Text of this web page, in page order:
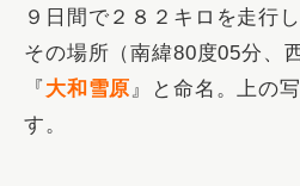
９日間で２８２キロを走行
その場所（南緯80度05分、
『 大和雪原』と命名。上の
す。